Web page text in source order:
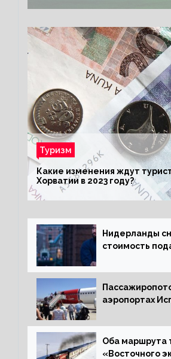
Туризм
Какие изменения ждут
Хорватии в 2023 году?
Нидерланды
стоимость
жительство
аэропортах
процентов
Оба маршрута
«Восточного